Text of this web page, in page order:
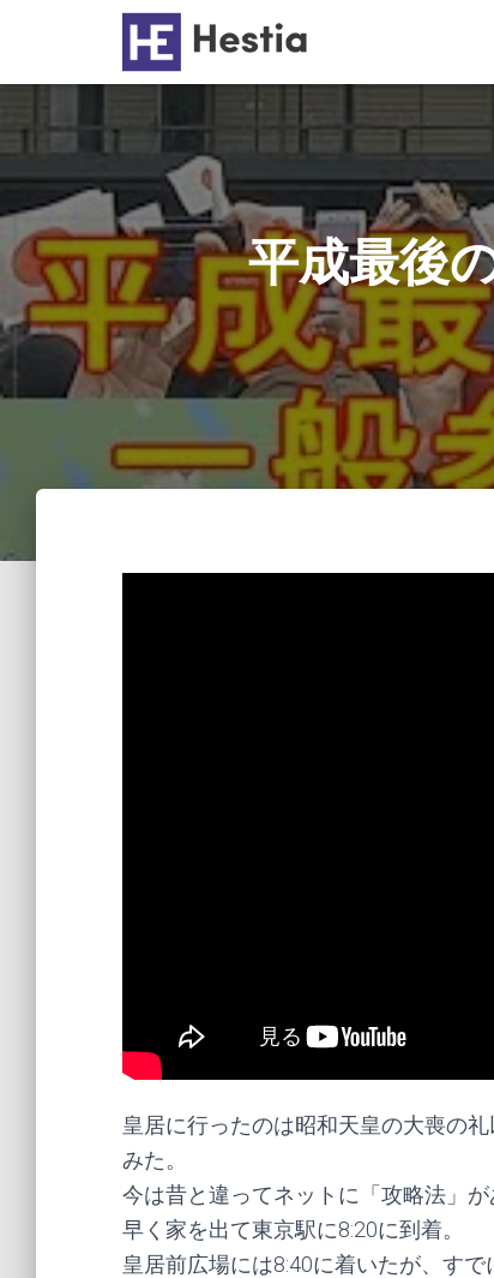
平成最後
皇居に行ったのは昭和天皇の大喪の
みた。
今は昔と違ってネットに「攻略法」
早く家を出て東京駅に8:20に到着。
皇居前広場には8:40に着いたが、すで